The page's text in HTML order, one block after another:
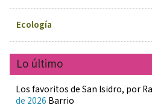
Ecología
Lo último
Los favoritos de San Isidro, por
de 2026 Barrio